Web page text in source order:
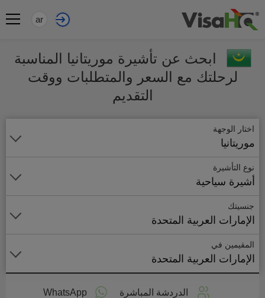
ar
ابحث عن تأشيرة موريتانيا المناسبة
لرحلتك مع السعر والمتطلبات ووقت
التقديم
اختار الوجهة
موريتانيا
نوع التأشيرة
أشيرة سياحية
جنسيتك
الإمارات العربية المتحدة
المقيمين في
الإمارات العربية المتحدة
الدردشة المباشرة WhatsApp